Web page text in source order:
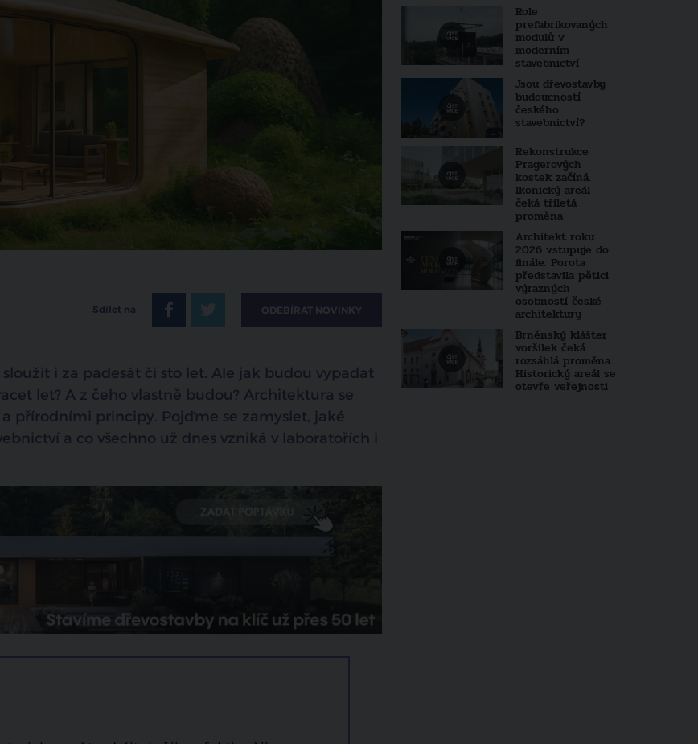
Sdílet na ODEBÍRAT NOVINKY
i za padesát či sto let. Ale jak budou vypadat
let? A z čeho vlastně budou? Architektura se
přírodními principy. Pojďme se zamyslet, jaké
a co všechno už dnes vzniká v laboratořích i
Role
prefabrikovaných
modulů v
moderním
stavebnictví
Jsou dřevostavby
budoucností
českého
stavebnictví?
Rekonstrukce
Pragerových
kostek začíná.
Ikonický areál
čeká tříletá
proměna
Architekt roku
2026 vstupuje do
finále. Porota
představila pětici
výrazných
osobností české
architektury
Brněnský klášter
voršilek čeká
rozsáhlá proměna.
Historický areál se
otevře veřejnosti